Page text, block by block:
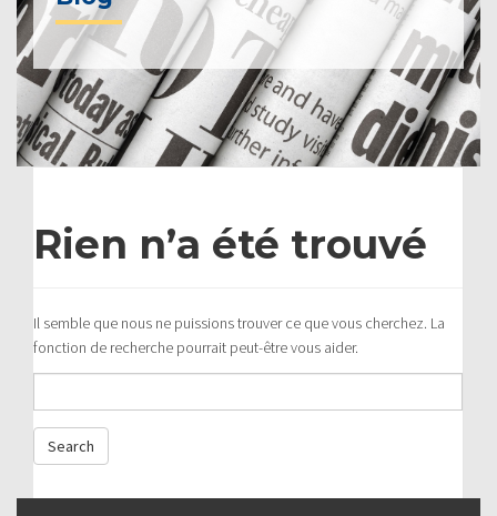
Rien n’a été trouvé
Il semble que nous ne puissions trouver ce que vous cherchez. La
fonction de recherche pourrait peut-être vous aider.